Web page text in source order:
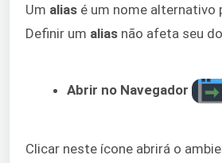
Um alias é um nome alternativo
Definir um alias não afeta seu
Abrir no Navegador
Clicar neste ícone abrirá o